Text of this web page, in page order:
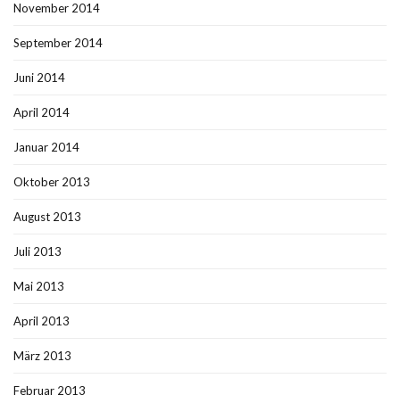
November 2014
September 2014
Juni 2014
April 2014
Januar 2014
Oktober 2013
August 2013
Juli 2013
Mai 2013
April 2013
März 2013
Februar 2013